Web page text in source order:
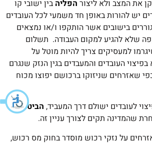
את המצב ולא ליצור הפליה בין ישובי קו
יש להורות באופן חד משמעי לכל העובדים
בישובים אשר הותקפו ו/או נמצאים
שלא להגיע למקום העבודה. תשלום
למעסיקים צריך להיות מוטל על
העובדים והמעבדים בגין הנזק שנגרם
שאזרחים שניזוקו ברכושם יפוצו מכוח
לעובדים ישולם דרך המעביד, הביטוח
שהמדינה תקים לצורך עניין זה.
על נזקי רכוש מוסדר בחוק מס רכוש,